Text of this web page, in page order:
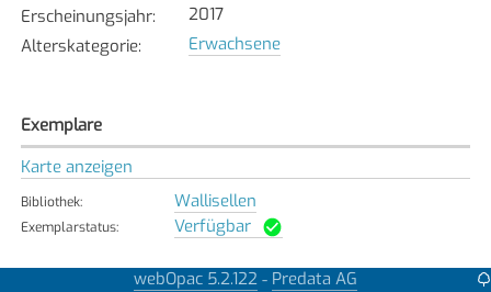
Erscheinungsjahr:
2017
Alterskategorie: Erwachsene
Exemplare
Karte anzeigen
Bibliothek: Wallisellen
Exemplarstatus: Verfügbar
webOpac 5.2.122 - Predata AG